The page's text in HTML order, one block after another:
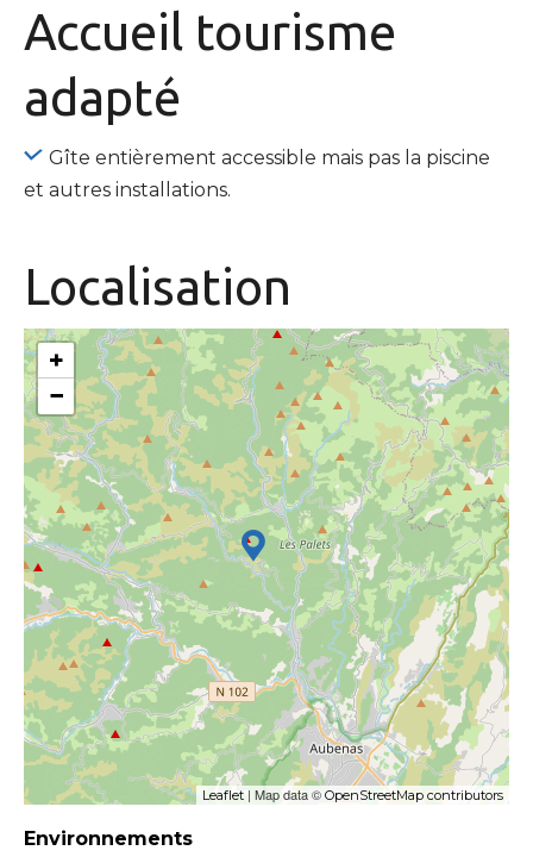
Accueil tourisme
adapté
Gîte entièrement accessible mais pas la piscine
et autres installations.
Localisation
+
−
Leaflet | Map data © OpenStreetMap contributors
Environnements